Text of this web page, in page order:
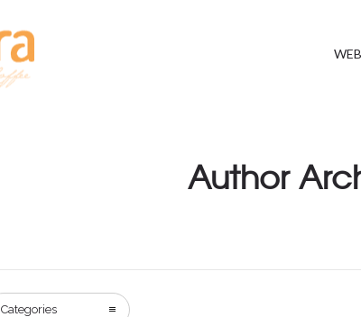
Author
Categories